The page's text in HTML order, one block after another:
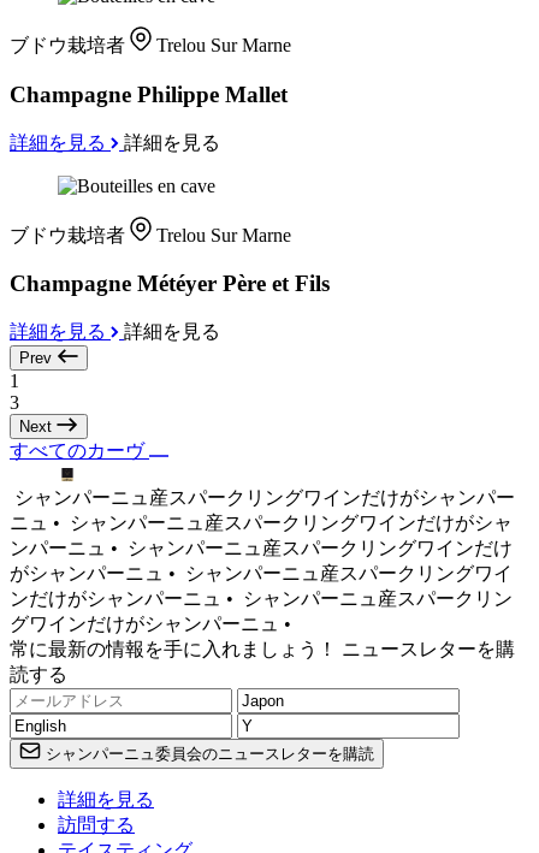
ブドウ栽培者 Trelou Sur Marne
Champagne Philippe Mallet
詳細を見る 詳細を見る
ブドウ栽培者 Trelou Sur Marne
Champagne Météyer Père et Fils
詳細を見る 詳細を見る
Prev
1
3
Next
すべてのカーヴ
シャンパーニュ産スパークリングワインだけがシャンパー
ニュ •
シャンパーニュ産スパークリングワインだけがシャ
ンパーニュ •
シャンパーニュ産スパークリングワインだけ
がシャンパーニュ •
シャンパーニュ産スパークリングワイ
ンだけがシャンパーニュ •
シャンパーニュ産スパークリン
グワインだけがシャンパーニュ •
常に最新の情報を手に入れましょう！ ニュースレターを購
読する
シャンパーニュ委員会のニュースレターを購読
詳細を見る
訪問する